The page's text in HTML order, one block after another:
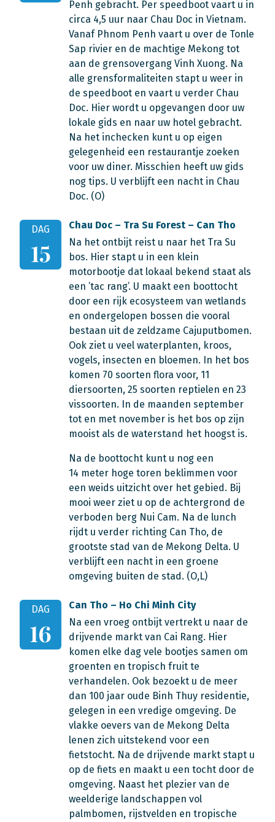
Penh gebracht. Per speedboot vaart u in
circa 4,5 uur naar Chau Doc in Vietnam.
Vanaf Phnom Penh vaart u over de Tonle
Sap rivier en de machtige Mekong tot
aan de grensovergang Vinh Xuong. Na
alle grensformaliteiten stapt u weer in
de speedboot en vaart u verder Chau
Doc. Hier wordt u opgevangen door uw
lokale gids en naar uw hotel gebracht.
Na het inchecken kunt u op eigen
gelegenheid een restaurantje zoeken
voor uw diner. Misschien heeft uw gids
nog tips. U verblijft een nacht in Chau
Doc. (O)
DAG
15
Chau Doc – Tra Su Forest – Can Tho
Na het ontbijt reist u naar het Tra Su
bos. Hier stapt u in een klein
motorbootje dat lokaal bekend staat als
een ’tac rang’. U maakt een boottocht
door een rijk ecosysteem van wetlands
en ondergelopen bossen die vooral
bestaan uit de zeldzame Cajuputbomen.
Ook ziet u veel waterplanten, kroos,
vogels, insecten en bloemen. In het bos
komen 70 soorten flora voor, 11
diersoorten, 25 soorten reptielen en 23
vissoorten. In de maanden september
tot en met november is het bos op zijn
mooist als de waterstand het hoogst is.
Na de boottocht kunt u nog een
14 meter hoge toren beklimmen voor
een weids uitzicht over het gebied. Bij
mooi weer ziet u op de achtergrond de
verboden berg Nui Cam. Na de lunch
rijdt u verder richting Can Tho, de
grootste stad van de Mekong Delta. U
verblijft een nacht in een groene
omgeving buiten de stad. (O,L)
DAG
16
Can Tho – Ho Chi Minh City
Na een vroeg ontbijt vertrekt u naar de
drijvende markt van Cai Rang. Hier
komen elke dag vele bootjes samen om
groenten en tropisch fruit te
verhandelen. Ook bezoekt u de meer
dan 100 jaar oude Binh Thuy residentie,
gelegen in een vredige omgeving. De
vlakke oevers van de Mekong Delta
lenen zich uitstekend voor een
fietstocht. Na de drijvende markt stapt u
op de fiets en maakt u een tocht door de
omgeving. Naast het plezier van de
weelderige landschappen vol
palmbomen, rijstvelden en tropische